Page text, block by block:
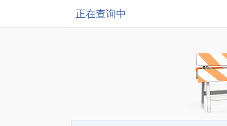
正在查询中